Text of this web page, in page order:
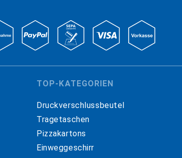
TOP-KATEGORIEN
Druckverschlussbeutel
Tragetaschen
Pizzakartons
Einweggeschirr